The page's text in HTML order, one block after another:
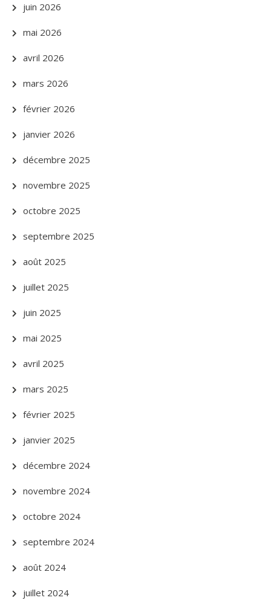
juin 2026
mai 2026
avril 2026
mars 2026
février 2026
janvier 2026
décembre 2025
novembre 2025
octobre 2025
septembre 2025
août 2025
juillet 2025
juin 2025
mai 2025
avril 2025
mars 2025
février 2025
janvier 2025
décembre 2024
novembre 2024
octobre 2024
septembre 2024
août 2024
juillet 2024